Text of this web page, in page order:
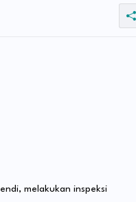
melakukan inspeksi